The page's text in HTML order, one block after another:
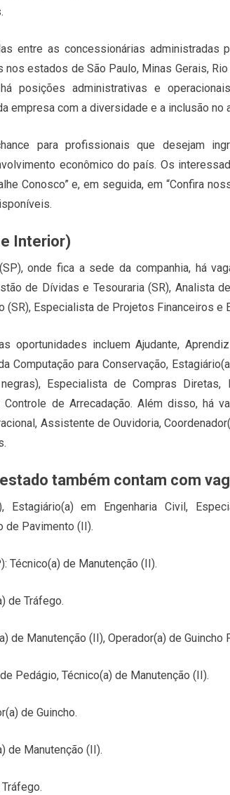
entre as concessionárias administradas
estados de São Paulo, Minas Gerais, Rio
posições administrativas e
empresa com a diversidade e a inclusão no
para profissionais que desejam
econômico do país. Os
Conosco” e, em seguida, em “Confira
Interior)
onde fica a sede da companhia, há
de Dívidas e Tesouraria (SR), Analista
(SR), Especialista de Projetos Financeiros e
oportunidades incluem Ajudante,
Computação para Conservação,
Especialista de Compras
Controle de Arrecadação. Além disso, há
Assistente de Ouvidoria,
também contam com
Estagiário(a) em Engenharia Civil,
de Pavimento (II).
Técnico(a) de Manutenção (II).
de Tráfego.
de Manutenção (II), Operador(a) de Guincho
Pedágio, Técnico(a) de Manutenção (II).
de Guincho.
de Manutenção (II).